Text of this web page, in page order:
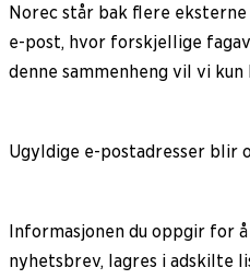
Norec står bak flere
e-post, hvor forskjellige
denne sammenheng vil vi
Ugyldige e-postadresser blir
Informasjonen du oppgir for
nyhetsbrev, lagres i adskilte